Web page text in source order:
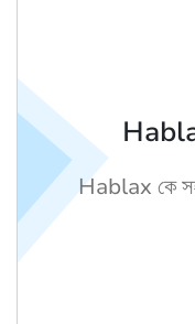
Hablax কে